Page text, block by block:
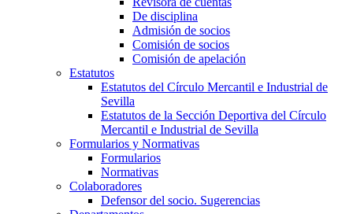
De disciplina
Admisión de socios
Comisión de socios
Comisión de apelación
Estatutos
Estatutos del Círculo Mercantil e Industrial de
Sevilla
Estatutos de la Sección Deportiva del Círculo
Mercantil e Industrial de Sevilla
Formularios y Normativas
Formularios
Normativas
Colaboradores
Defensor del socio. Sugerencias